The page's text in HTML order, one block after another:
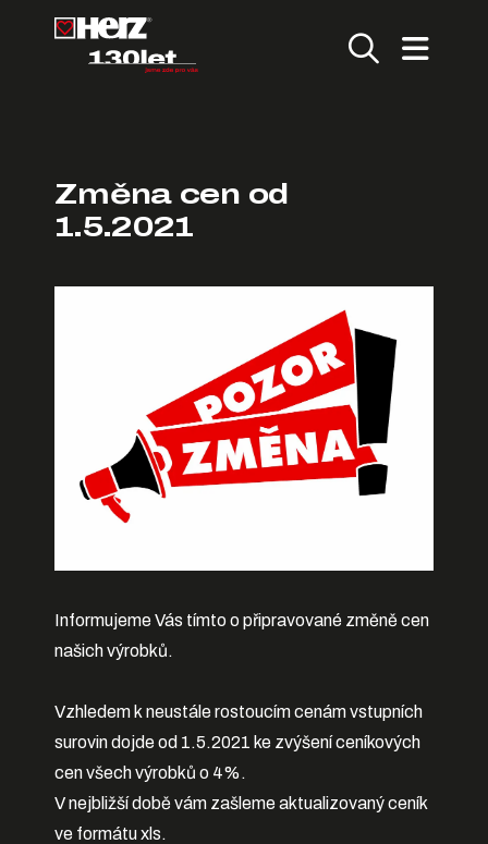
Změna cen od
1.5.2021
Informujeme Vás tímto o připravované změně cen
našich výrobků.
Vzhledem k neustále rostoucím cenám vstupních
surovin dojde od 1.5.2021 ke zvýšení ceníkových
cen všech výrobků o 4%.
V nejbližší době vám zašleme aktualizovaný ceník
ve formátu xls.